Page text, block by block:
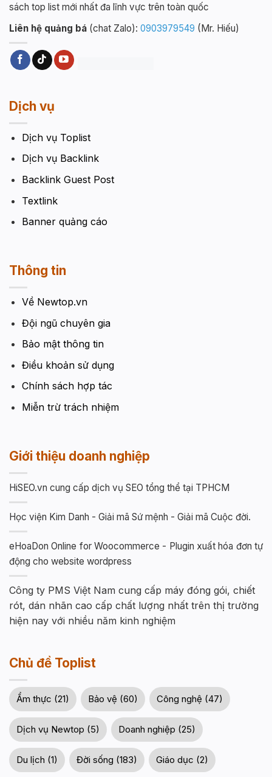
sách top list mới nhất đa lĩnh vực trên toàn quốc
Liên hệ quảng bá (chat Zalo): 0903979549 (Mr. Hiếu)
Dịch vụ
Dịch vụ Toplist
Dịch vụ Backlink
Backlink Guest Post
Textlink
Banner quảng cáo
Thông tin
Về Newtop.vn
Đội ngũ chuyên gia
Bảo mật thông tin
Điều khoản sử dụng
Chính sách hợp tác
Miễn trừ trách nhiệm
Giới thiệu doanh nghiệp
HiSEO.vn cung cấp dịch vụ SEO tổng thể tại TPHCM
Học viện Kim Danh - Giải mã Sứ mệnh - Giải mã Cuộc đời.
eHoaDon Online for Woocommerce - Plugin xuất hóa đơn tự
động cho website wordpress
Công ty PMS Việt Nam cung cấp máy đóng gói, chiết
rót, dán nhãn cao cấp chất lượng nhất trên thị trường
hiện nay với nhiều năm kinh nghiệm
Chủ đề Toplist
Ẩm thực (21) Bảo vệ (60) Công nghệ (47)
Dịch vụ Newtop (5) Doanh nghiệp (25)
Du lịch (1) Đời sống (183) Giáo dục (2)